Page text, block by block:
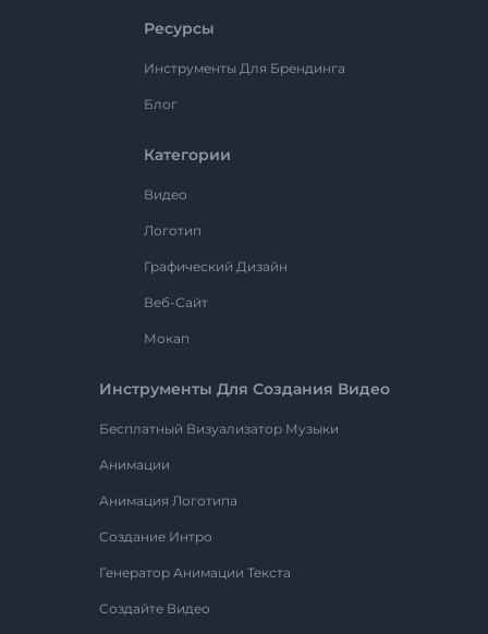
Ресурсы
Инструменты Для Брендинга
Блог
Категории
Видео
Логотип
Графический Дизайн
Веб-Сайт
Мокап
Инструменты Для Создания Видео
Бесплатный Визуализатор Музыки
Анимации
Анимация Логотипа
Создание Интро
Генератор Анимации Текста
Создайте Видео